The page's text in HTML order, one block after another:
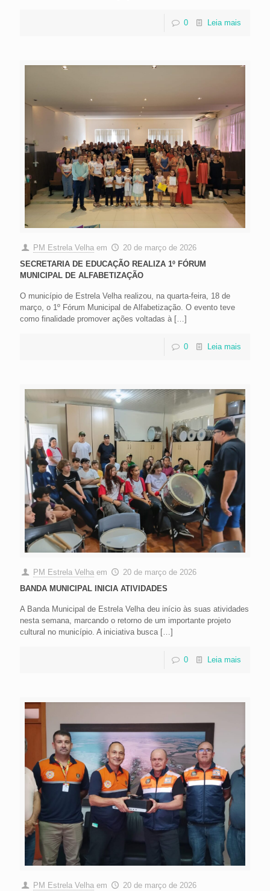
0 Leia mais
PM Estrela Velha em
20 de março de 2026
SECRETARIA DE EDUCAÇÃO REALIZA 1º FÓRUM
MUNICIPAL DE ALFABETIZAÇÃO
O município de Estrela Velha realizou, na quarta-feira, 18 de
março, o 1º Fórum Municipal de Alfabetização. O evento teve
como finalidade promover ações voltadas à[…]
0 Leia mais
PM Estrela Velha em
20 de março de 2026
BANDA MUNICIPAL INICIA ATIVIDADES
A Banda Municipal de Estrela Velha deu início às suas atividades
nesta semana, marcando o retorno de um importante projeto
cultural no município. A iniciativa busca[…]
0 Leia mais
PM Estrela Velha em
20 de março de 2026